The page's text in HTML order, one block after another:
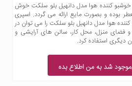
کننده هوا مدل دانهیل بلو سلکت خوش
بوده و بصورت مایع ارائه می گردد. اسپری
هوا مدل دانهیل بلو سلکت را می توان در
فضای منزل، محل کار، سالن های آرایشی و
دیگری استفاده کرد.
موجود شد به من اطلاع بده